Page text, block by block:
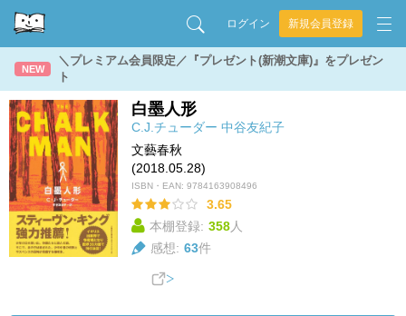
ログイン 新規会員登録
NEW
＼プレミアム会員限定／『プレゼント(新潮文庫)』をプレゼン
ト
白墨人形
C.J.チューダー 中谷友紀子
文藝春秋
(2018.05.28)
ISBN・EAN: 9784163908496
3.65
本棚登録: 358人
感想: 63件